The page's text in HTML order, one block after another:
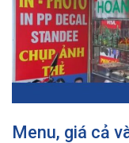
Menu, giá cả